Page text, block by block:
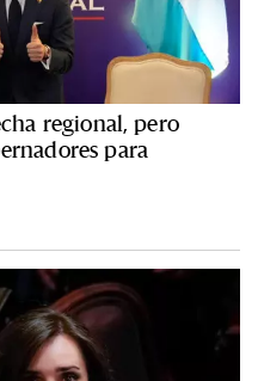
regional, pero
para